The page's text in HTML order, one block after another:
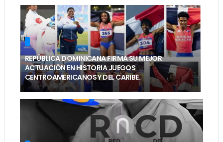
REPÚBLICA DOMINICANA FIRMA SU MEJOR
ACTUACIÓN EN HISTORIA JUEGOS
CENTROAMERICANOS Y DEL CARIBE.